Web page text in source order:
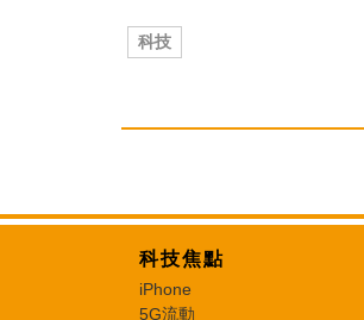
科技
科技焦點
iPhone
5G流動